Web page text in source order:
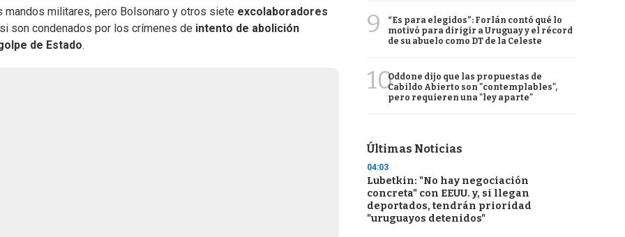
mandos militares, pero Bolsonaro y otros siete excolaboradores
son condenados por los crímenes de intento de abolición
de Estado.
9
“Es para elegidos”: Forlán contó qué lo
motivó para dirigir a Uruguay y el récord
de su abuelo como DT de la Celeste
10Oddone dijo que las propuestas de
Cabildo Abierto son "contemplables",
pero requieren una "ley aparte"
Últimas Noticias
04:03
Lubetkin: "No hay negociación
concreta" con EEUU. y, si llegan
deportados, tendrán prioridad
"uruguayos detenidos"